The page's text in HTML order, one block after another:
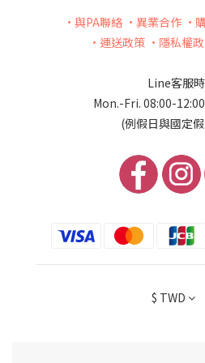
•與PA聯絡 •異業合作 •
•運送政策 •隱私權
Line客服
Mon.-Fri. 08:00-
(例假日與國定
$ TWD